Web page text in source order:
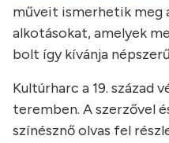
műveit ismerhetik meg
alkotásokat, amelyek
bolt így kívánja
Kultúrharc a 19. század
teremben. A szerzővel
színésznő olvas fel